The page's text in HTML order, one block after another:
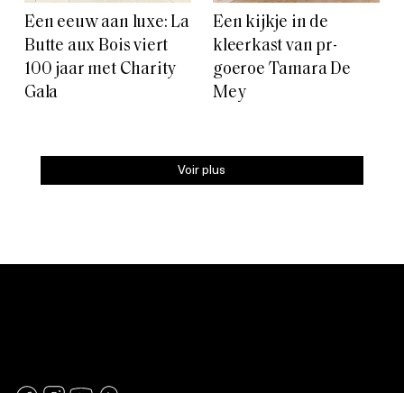
Een eeuw aan luxe: La
Butte aux Bois viert
100 jaar met Charity
Gala
Een kijkje in de
kleerkast van pr-
goeroe Tamara De
Mey
Voir plus